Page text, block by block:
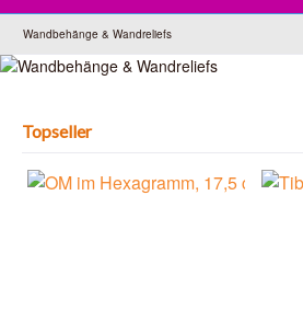
Wandbehänge & Wandreliefs
Topseller